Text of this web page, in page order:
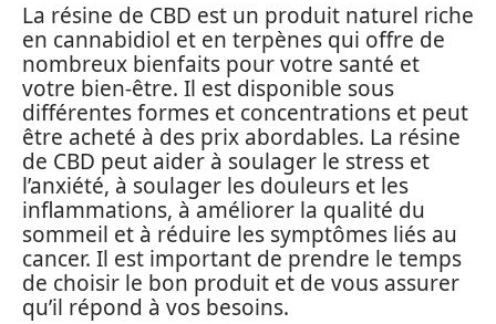
La résine de CBD est un produit naturel riche
en cannabidiol et en terpènes qui offre de
nombreux bienfaits pour votre santé et
votre bien-être. Il est disponible sous
différentes formes et concentrations et peut
être acheté à des prix abordables. La résine
de CBD peut aider à soulager le stress et
l’anxiété, à soulager les douleurs et les
inflammations, à améliorer la qualité du
sommeil et à réduire les symptômes liés au
cancer. Il est important de prendre le temps
de choisir le bon produit et de vous assurer
qu’il répond à vos besoins.